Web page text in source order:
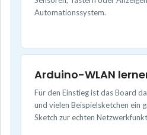
Automationssystem.
Arduino-WLAN
Für den Einstieg ist das Board
und vielen Beispielsketchen ein
Sketch zur echten